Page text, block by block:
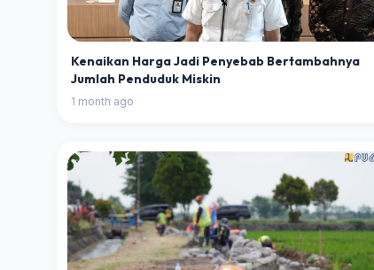
Kenaikan Harga Jadi Penyebab Bertambahnya
Jumlah Penduduk Miskin
1 month ago